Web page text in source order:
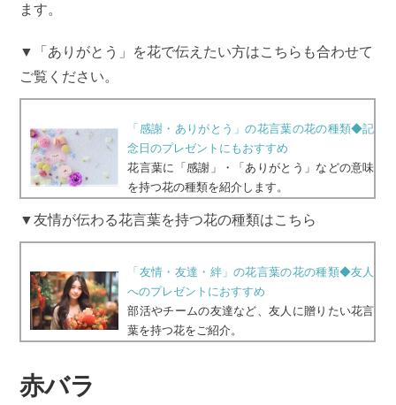
ます。
▼「ありがとう」を花で伝えたい方はこちらも合わせて
ご覧ください。
「感謝・ありがとう」の花言葉の花の種類◆記
念日のプレゼントにもおすすめ
花言葉に「感謝」・「ありがとう」などの意味
を持つ花の種類を紹介します。
▼友情が伝わる花言葉を持つ花の種類はこちら
「友情・友達・絆」の花言葉の花の種類◆友人
へのプレゼントにおすすめ
部活やチームの友達など、友人に贈りたい花言
葉を持つ花をご紹介。
赤バラ